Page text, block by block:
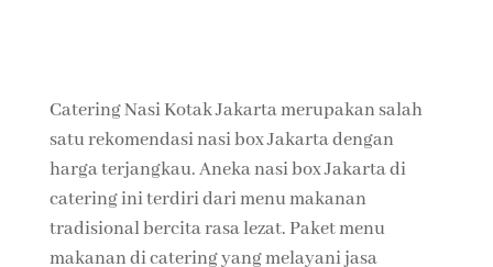
Catering Nasi Kotak Jakarta merupakan salah
satu rekomendasi nasi box Jakarta dengan
harga terjangkau. Aneka nasi box Jakarta di
catering ini terdiri dari menu makanan
tradisional bercita rasa lezat. Paket menu
makanan di catering yang melayani jasa